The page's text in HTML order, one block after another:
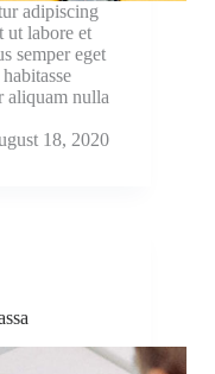
adipiscing
ut labore et
semper eget
aliquam nulla
18, 2020